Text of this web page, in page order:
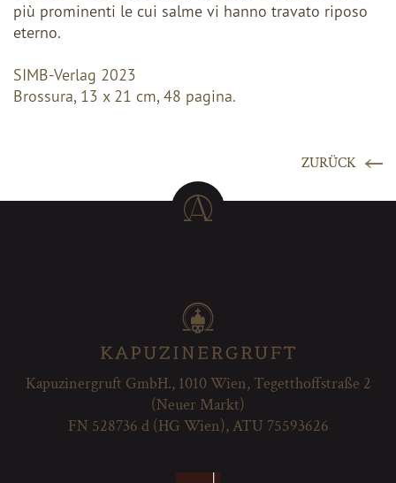
più prominenti le cui salme vi hanno travato riposo
eterno.
SIMB-Verlag 2023
Brossura, 13 x 21 cm, 48 pagina.
ZURÜCK
Kapuzinergruft GmbH., 1010 Wien, Tegetthoffstraße 2
(Neuer Markt)
FN 528736 d (HG Wien), ATU 75593626